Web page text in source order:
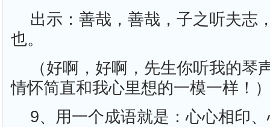
出示：善哉，善哉，子之听夫志
也。
（好啊，好啊，先生你听我的琴
情怀简直和我心里想的一模一样！
9、用一个成语就是：心心相印